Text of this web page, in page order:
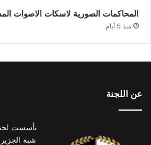
المحاكمات الصورية لاسكات الاصوات
منذ 5 أيام
عن اللجنة
تأسست